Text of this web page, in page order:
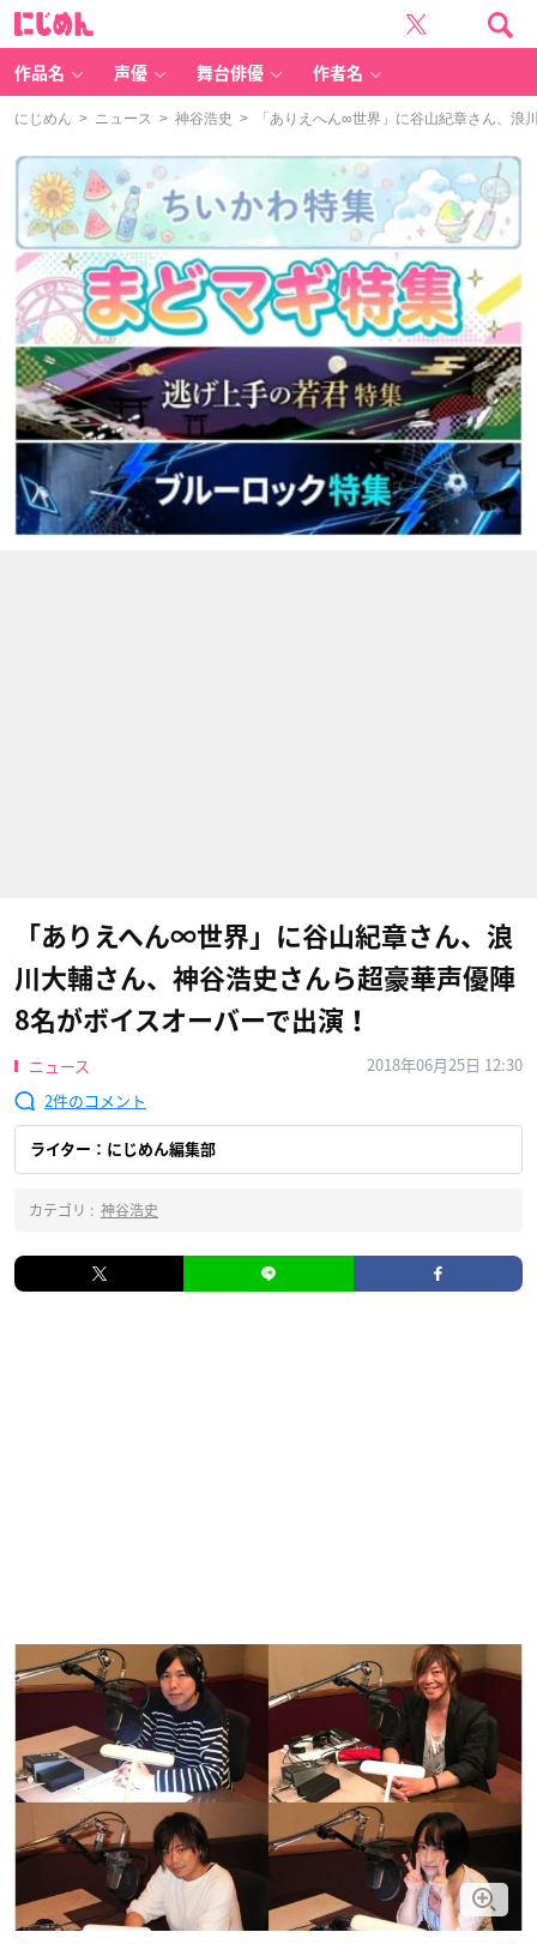
作品名 声優 舞台俳優 作者名
にじめん > ニュース > 神谷浩史 > 「ありえへん∞世界」に谷山紀章さん、浪
「ありえへん∞世界」に谷山紀章さん、浪
川大輔さん、神谷浩史さんら超豪華声優陣
8名がボイスオーバーで出演！
ニュース
2018年06月25日 12:30
2
ライター：にじめん編集部
カテゴリ : 神谷浩史